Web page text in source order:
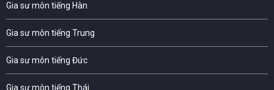
Gia sư môn tiếng Hàn
Gia sư môn tiếng Trung
Gia sư môn tiếng Đức
Gia sư môn tiếng Thái